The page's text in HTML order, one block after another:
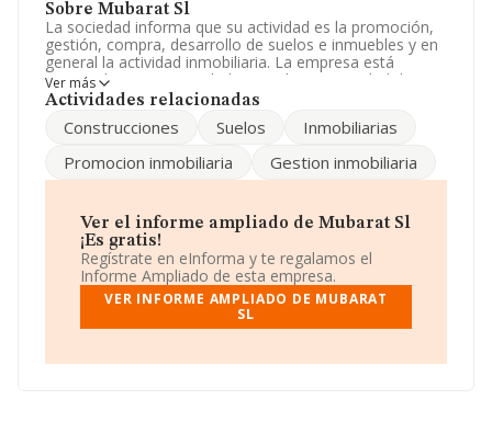
Sobre Mubarat Sl
La sociedad informa que su actividad es la promoción,
gestión, compra, desarrollo de suelos e inmuebles y en
general la actividad inmobiliaria. La empresa está
registrada como Sociedad Limitada. La actividad de
referencia CNAE corresponde a '%cnae%', cuyo Código
exteriores.
La empresaMubarat S.L, B38713673, tiene domicilio
fiscal en Calle De La Tabaiba Dulce núm. 7 38712,
Canarias.
En base a la información de la que dispone INFORMA
sobre 231.218 compañías, a nivel nacional la facturación
asciende a 29.817 millones de euros y el promedio de la
facturación de ventas entre todas las compañías
asciende a los 128 mil euros. En cuanto a la información
base de datos INFORMA constan 4216 empresas, cuyas
Ver más
Actividades relacionadas
Construcciones Suelos
Inmobiliarias
Promocion inmobiliaria
Gestion inmobiliaria
Ver el informe ampliado de Mubarat Sl
¡Es gratis!
Regístrate en eInforma y te regalamos el
Informe Ampliado de esta empresa.
VER INFORME AMPLIADO DE MUBARAT
SL